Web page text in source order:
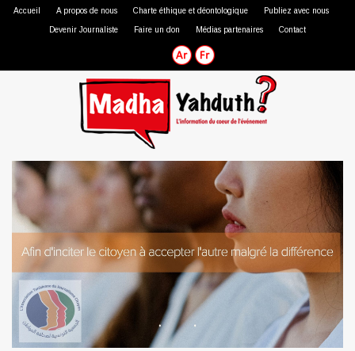
Accueil A propos de nous Charte éthique et déontologique Publiez avec nous
Devenir Journaliste Faire un don Médias partenaires Contact